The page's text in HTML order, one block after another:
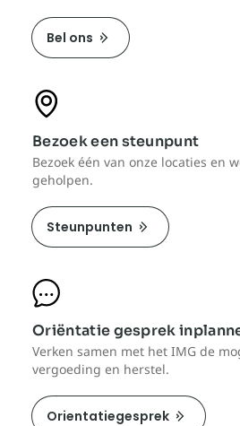
Bel ons
Bezoek een steunpunt
Bezoek één van onze locaties en
geholpen.
Steunpunten
Oriëntatie gesprek
Verken samen met het IMG de
vergoeding en herstel.
Orientatiegesprek